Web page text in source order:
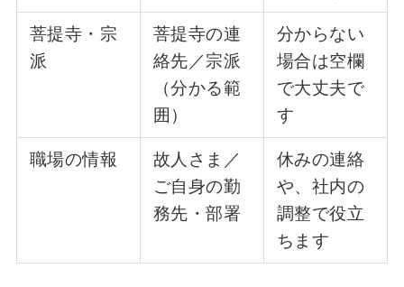
菩提寺・宗
派
菩提寺の連
絡先／宗派
（分かる範
囲）
分からない
場合は空欄
で大丈夫で
す
職場の情報
故人さま／
ご自身の勤
務先・部署
休みの連絡
や、社内の
調整で役立
ちます